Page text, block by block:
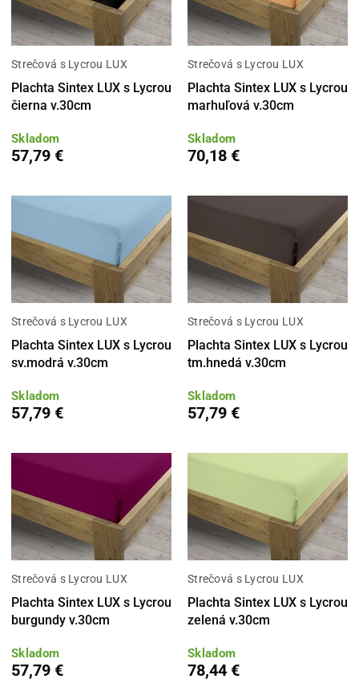
Strečová s Lycrou LUX
Plachta Sintex LUX s Lycrou
čierna v.30cm
Skladom
57,79 €
Strečová s Lycrou LUX
Plachta Sintex LUX s Lycrou
marhuľová v.30cm
Skladom
70,18 €
Strečová s Lycrou LUX
Plachta Sintex LUX s Lycrou
sv.modrá v.30cm
Skladom
57,79 €
Strečová s Lycrou LUX
Plachta Sintex LUX s Lycrou
tm.hnedá v.30cm
Skladom
57,79 €
Strečová s Lycrou LUX
Plachta Sintex LUX s Lycrou
burgundy v.30cm
Skladom
57,79 €
Strečová s Lycrou LUX
Plachta Sintex LUX s Lycrou
zelená v.30cm
Skladom
78,44 €